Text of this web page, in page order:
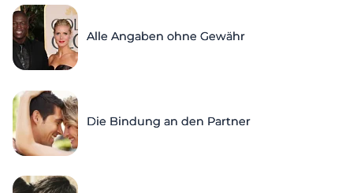
Alle Angaben ohne Gewähr
Die Bindung an den Partner